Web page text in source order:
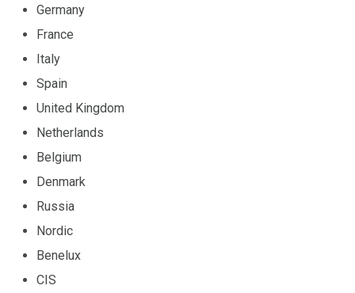
Germany
France
Italy
Spain
United Kingdom
Netherlands
Belgium
Denmark
Russia
Nordic
Benelux
CIS